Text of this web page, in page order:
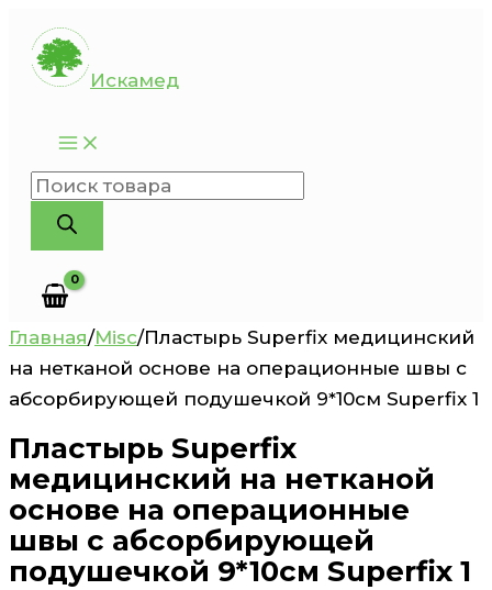
Перейти
содержимому
Искамед
Поиск
товаров
Главная/Misc/Пластырь Superfix медицинский
на нетканой основе на операционные швы с
абсорбирующей подушечкой 9*10см Superfix 1
Пластырь Superfix
медицинский на нетканой
основе на операционные
швы с абсорбирующей
подушечкой 9*10см Superfix 1